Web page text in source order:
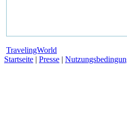
TravelingWorld
Startseite | Presse |